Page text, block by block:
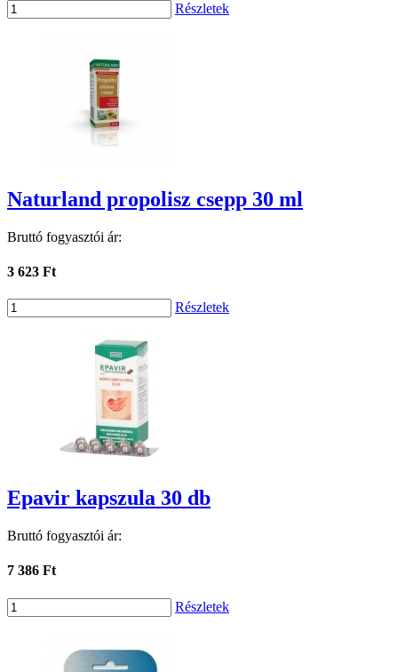
Részletek
Naturland propolisz csepp 30 ml
Bruttó fogyasztói ár:
3 623 Ft
Részletek
Epavir kapszula 30 db
Bruttó fogyasztói ár:
7 386 Ft
Részletek